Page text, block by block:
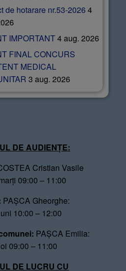
de hotarare nr.53-2026 4
IMPORTANT4 aug. 2026
FINAL CONCURS
MEDICAL
3 aug. 2026
DE AUDIENȚE:
Cristian Vasile
09:00 – 11:00
PAȘCA Gheorghe:
10:00 – 12:00
PAȘCA Emilia:
09:00 – 11:00
DE LUCRU CU